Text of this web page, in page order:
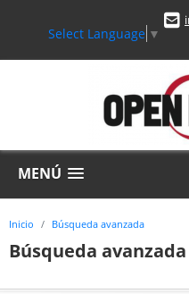
Select Language ▼
MENÚ
Inicio Búsqueda avanzada
Búsqueda avanzada